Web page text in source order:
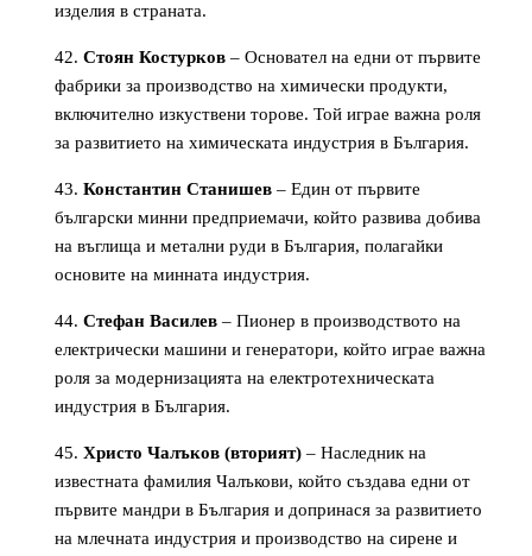
изделия в страната.
Стоян Костурков – Основател на едни от първите
фабрики за производство на химически продукти,
включително изкуствени торове. Той играе важна роля
за развитието на химическата индустрия в България.
Константин Станишев – Един от първите
български минни предприемачи, който развива добива
на въглища и метални руди в България, полагайки
основите на минната индустрия.
Стефан Василев – Пионер в производството на
електрически машини и генератори, който играе важна
роля за модернизацията на електротехническата
индустрия в България.
Христо Чалъков (вторият) – Наследник на
известната фамилия Чалъкови, който създава едни от
първите мандри в България и допринася за развитието
на млечната индустрия и производство на сирене и